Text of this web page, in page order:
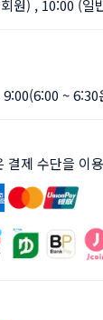
원) , 10:00 (일
(6:00 ~ 6:30
결제 수단을 이